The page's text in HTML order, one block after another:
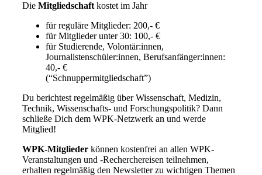
Die Mitgliedschaftkostet im Jahr
für reguläre Mitglieder: 200,- €
für Mitglieder unter 30: 100,- €
für Studierende, Volontär:innen,
Journalistenschüler:innen, Berufsanfänger:innen:
40,- €
(“Schnuppermitgliedschaft”)
Du berichtest regelmäßig über Wissenschaft, Medizin,
Technik, Wissenschafts- und Forschungspolitik? Dann
schließe Dich dem WPK-Netzwerk an und werde
Mitglied!
WPK-Mitgliederkönnen kostenfrei an allen WPK-
Veranstaltungen und -Recherchereisen teilnehmen,
erhalten regelmäßig den Newsletter zu wichtigen Themen